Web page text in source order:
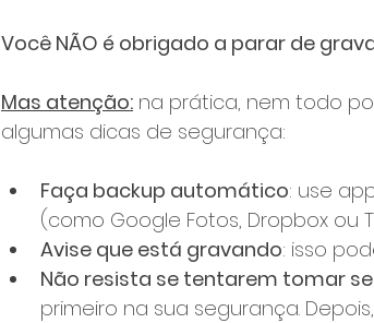
Você NÃO é obrigado a parar de
Mas atenção: na prática, nem todo
algumas dicas de segurança:
Faça backup automático: use
(como Google Fotos, Dropbox ou
Avise que está gravando: isso
Não resista se tentarem tomar
primeiro na sua segurança.